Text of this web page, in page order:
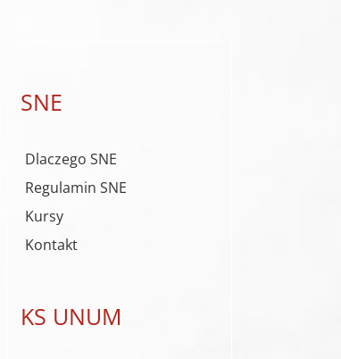
SNE
Dlaczego SNE
Regulamin SNE
Kursy
Kontakt
KS UNUM